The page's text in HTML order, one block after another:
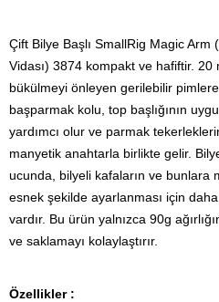
Çift Bilye Başlı SmallRig Magic
Vidası) 3874 kompakt ve hafiftir. 20
bükülmeyi önleyen gerilebilir
başparmak kolu, top başlığının
yardımcı olur ve parmak
manyetik anahtarla birlikte gelir.
ucunda, bilyeli kafaların ve bunlara
esnek şekilde ayarlanması için
vardır. Bu ürün yalnızca 90g
ve saklamayı kolaylaştırır.
Özellikler :